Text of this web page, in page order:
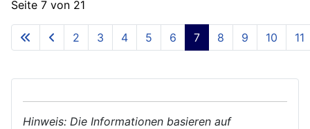
Seite 7 von 21
2 3 4 5 6 7 8 9 10 11
Hinweis: Die Informationen basieren auf